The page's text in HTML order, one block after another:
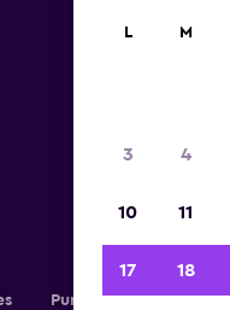
Puntos de alquiler
L M
3 4
10 11
17 18